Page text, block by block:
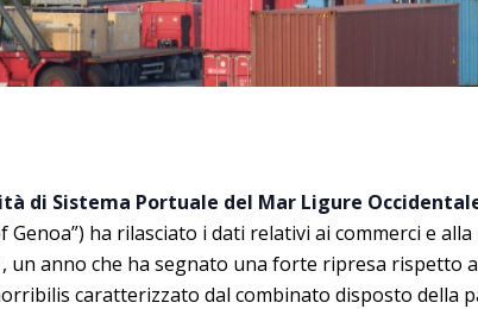
di Sistema Portuale del Mar Ligure
Genoa”) ha rilasciato i dati relativi ai commerci e
un anno che ha segnato una forte ripresa rispetto
caratterizzato dal combinato disposto della